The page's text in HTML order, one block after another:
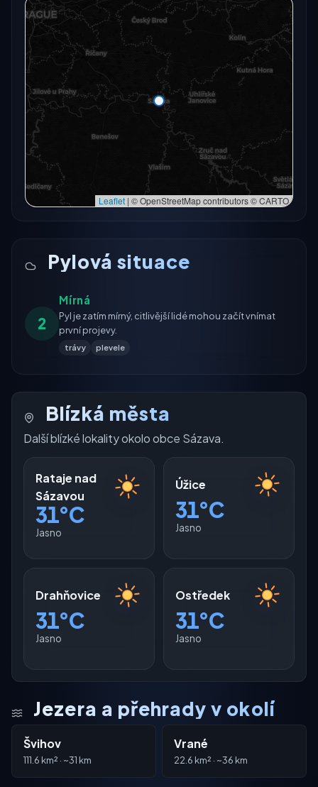
Radarový snímek momentálně není dostupný.
Otevřít v plné mapě
Zkusit znovu
Otevřít v plné mapě →
Leaflet | © OpenStreetMap contributors © CARTO
Pylová situace
2
Mírná
Pyl je zatím mírný, citlivější lidé mohou začít vnímat
první projevy.
trávy plevele
Blízká města
Další blízké lokality okolo obce Sázava.
Rataje nad
Sázavou
31°C
Jasno
Úžice
31°C
Jasno
Drahňovice
31°C
Jasno
Ostředek
31°C
Jasno
Jezera a přehrady v okolí
Švihov
111.6 km² · ~31 km
Vrané
22.6 km² · ~36 km